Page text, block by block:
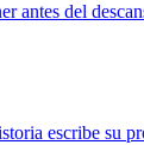
antes del
escribe su